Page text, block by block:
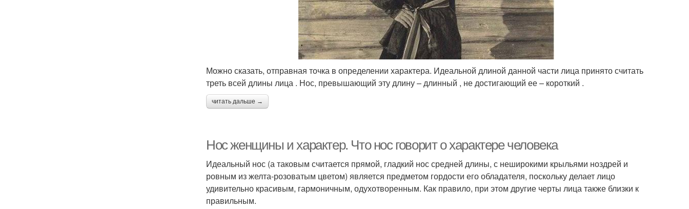
Можно сказать, отправная точка в определении характера. Идеальной длиной данной части лица принято считать
треть всей длины лица . Нос, превышающий эту длину – длинный , не достигающий ее – короткий .
читать дальше →
Нос женщины и характер. Что нос говорит о характере человека
Идеальный нос (а таковым считается прямой, гладкий нос средней длины, с неширокими крыльями ноздрей и
ровным из желта-розоватым цветом) является предметом гордости его обладателя, поскольку делает лицо
удивительно красивым, гармоничным, одухотворенным. Как правило, при этом другие черты лица также близки к
правильным.